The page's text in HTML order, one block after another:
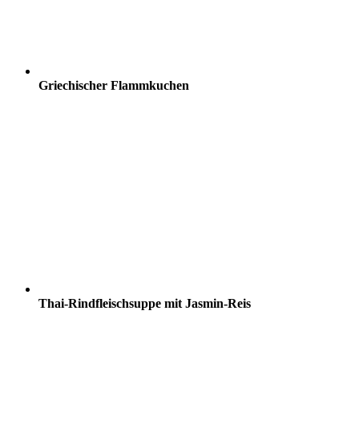
Griechischer Flammkuchen
Thai-Rindfleischsuppe mit Jasmin-Reis